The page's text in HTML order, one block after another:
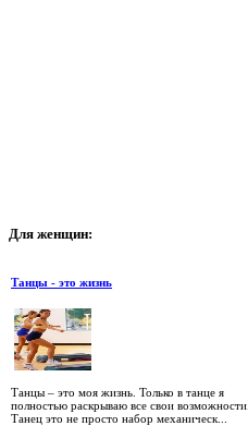
Для женщин:
Танцы - это жизнь
Танцы – это моя жизнь. Только в танце я
полностью раскрываю все свои возможности.
Танец это не просто набор механическ...